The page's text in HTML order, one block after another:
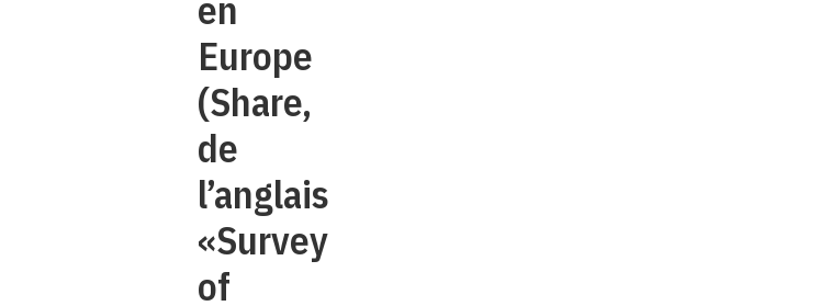
Europe
(Share,
de
l’anglais
«Survey
of